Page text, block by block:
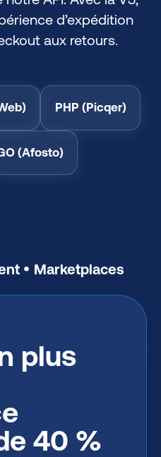
d’expédition
aux retours.
PHP (Picqer)
(Afosto)
Marketplaces
plus
40 %